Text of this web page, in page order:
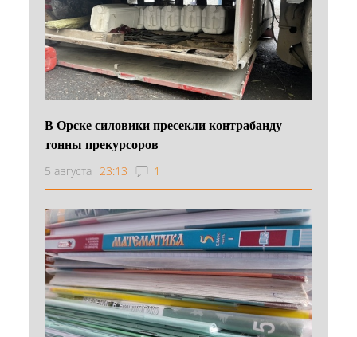
В Орске силовики пресекли контрабанду
тонны прекурсоров
5 августа 23:13 1